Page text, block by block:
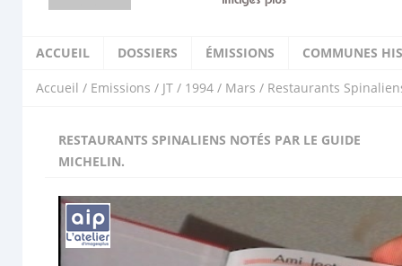
ACCUEIL DOSSIERS ÉMISSIONS COMMUNES
Accueil / Emissions / JT / 1994 / Mars / Restaurants
RESTAURANTS SPINALIENS NOTÉS PAR LE GUIDE
MICHELIN.